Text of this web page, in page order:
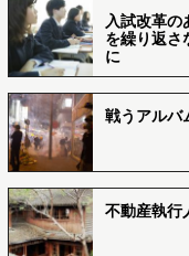
入試改革の
を繰り返さ
に
戦うアルバ
不動産執行